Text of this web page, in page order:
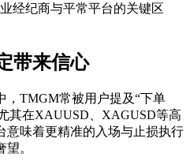
经纪商与平常平台的关键区
带来信心
，TMGM常被用户提及“下单
其在XAUUSD、XAGUSD等高
意味着更精准的入场与止损执行
。